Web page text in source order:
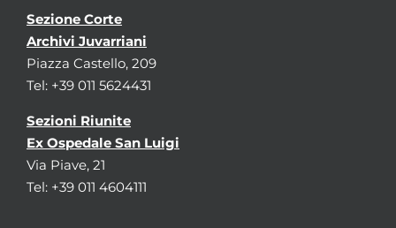
Sezione Corte
Archivi Juvarriani
Piazza Castello, 209
Tel: +39 011 5624431
Sezioni Riunite
Ex Ospedale San Luigi
Via Piave, 21
Tel: +39 011 4604111